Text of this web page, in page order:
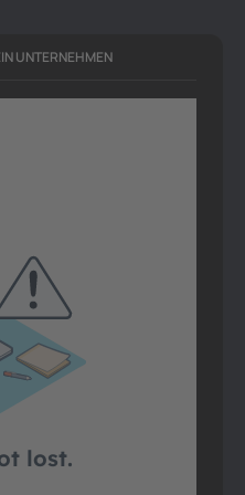
UNTERNEHMEN